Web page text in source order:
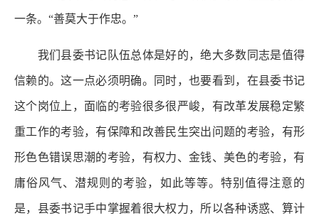
一条。“善莫大于作忠。”
我们县委书记队伍总体是好的，绝大多数同志是值得
信赖的。这一点必须明确。同时，也要看到，在县委书记
这个岗位上，面临的考验很多很严峻，有改革发展稳定繁
重工作的考验，有保障和改善民生突出问题的考验，有形
形色色错误思潮的考验，有权力、金钱、美色的考验，有
庸俗风气、潜规则的考验，如此等等。特别值得注意的
是，县委书记手中掌握着很大权力，所以各种诱惑、算计